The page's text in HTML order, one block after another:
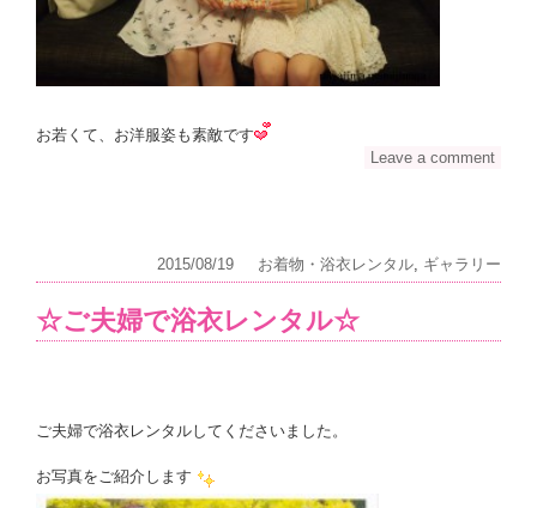
お若くて、お洋服姿も素敵です
Leave a comment
2015/08/19 お着物・浴衣レンタル, ギャラリー
☆ご夫婦で浴衣レンタル☆
ご夫婦で浴衣レンタルしてくださいました。
お写真をご紹介します